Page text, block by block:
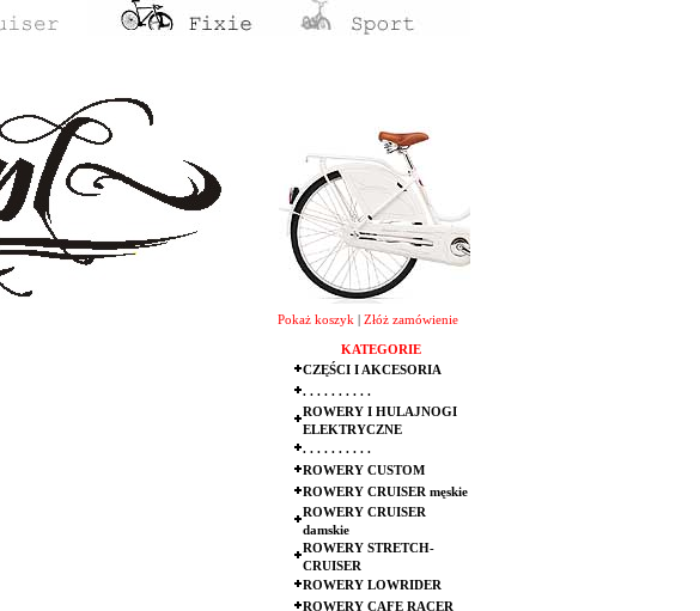
Pokaż koszyk Złóż zamówienie
KATEGORIE
CZĘŚCI I AKCESORIA
. . . . . . . . . .
ROWERY I HULAJNOGI
ELEKTRYCZNE
. . . . . . . . . .
ROWERY CUSTOM
ROWERY CRUISER męskie
ROWERY CRUISER
damskie
ROWERY STRETCH-
CRUISER
ROWERY LOWRIDER
ROWERY CAFE RACER